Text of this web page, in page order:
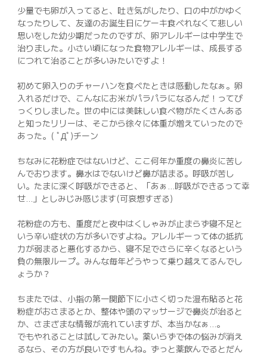
少量でも卵が入ってると、吐き気がしたり、口の中がかゆく
なったりして、友達のお誕生日にケーキ食べれなくて悲しい
思いをした幼少期だったのですが、卵アレルギーは中学生で
治りました。小さい頃になった食物アレルギーは、成長する
につれて治ることが多いみたいですよ！
初めて卵入りのチャーハンを食べたときは感動したなぁ。卵
入れるだけで、こんなにお米がパラパラになるんだ！ってび
っくりしました。世の中には美味しい食べ物がたくさんある
と知ったリリーは、そこから徐々に体重が増えていったので
あった。( ﾟДﾟ)チーン
ちなみに花粉症ではないけど、ここ何年か重度の鼻炎に苦し
んでおります。鼻水はでないけど鼻が詰まる。呼吸が苦し
い。たまに深く呼吸ができると、「あぁ…呼吸ができるって幸
せ…」としみじみ感じます(可哀想すぎる)
花粉症の方も、重度だと夜中はくしゃみが止まらず寝不足と
いう辛い症状の方が多いですよね。アレルギーって体の抵抗
力が弱まると悪化するから、寝不足でさらに辛くなるという
負の無限ループ。みんな毎年どうやって乗り越えてるんでし
ょうか？
ちまたでは、小指の第一関節下に小さく切った湿布貼ると花
粉症がおさまるとか、整体や頭のマッサージで鼻炎が治ると
か、さまざまな情報が流れていますが、本当かなぁ…。
でもやれることは試してみたい。薬いらずで体の悩みが消え
るなら、その方が良いですもんね。ずっと薬飲んでるとだん